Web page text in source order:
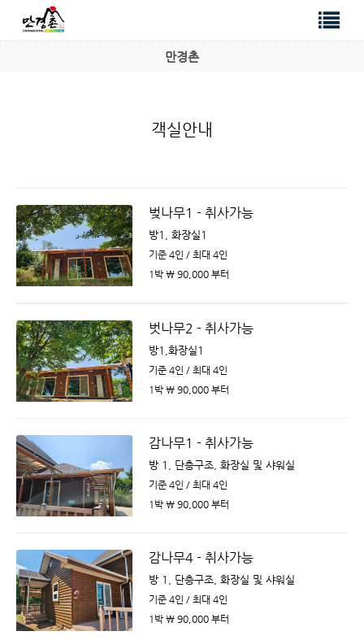
만경촌
객실안내
벚나무1 - 취사가능
방1, 화장실1
기준 4인 / 최대 4인
1박 ￦ 90,000 부터
벗나무2 - 취사가능
방1,화장실1
기준 4인 / 최대 4인
1박 ￦ 90,000 부터
감나무1 - 취사가능
방 1, 단층구조, 화장실 및 샤워실
기준 4인 / 최대 4인
1박 ￦ 90,000 부터
감나무4 - 취사가능
방 1, 단층구조, 화장실 및 샤워실
기준 4인 / 최대 4인
1박 ￦ 90,000 부터